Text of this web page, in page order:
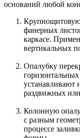
оснований любой
фанерных
каркасе.
вертикальных
Опалубку
устанавливают
раздвижных
Колонную
с разным
процессе